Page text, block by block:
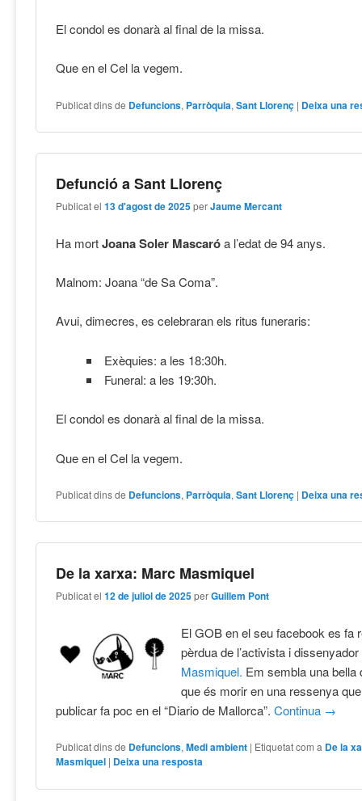
El condol es donarà al final de la missa.
Que en el Cel la vegem.
Publicat dins de Defuncions, Parròquia,Sant Llorenç | Deixa una
Defunció a Sant Llorenç
Publicat el13 d'agost de 2025 perJaume Mercant
Ha mortJoana Soler Mascaróa l’edat de 94 anys.
Malnom: Joana “de Sa Coma”.
Avui, dimecres, es celebraran els ritus funeraris:
Exèquies: a les 18:30h.
Funeral: a les 19:30h.
El condol es donarà al final de la missa.
Que en el Cel la vegem.
Publicat dins de Defuncions, Parròquia,Sant Llorenç | Deixa una
De la xarxa: Marc Masmiquel
Publicat el12 de juliol de 2025 perGuillem Pont
El GOB en el seu facebook es fa
pèrdua de l’activista i dissenyador
Masmiquel. Em sembla una bella
que és morir en una ressenya
publicar fa poc en el “Diario de Mallorca”.Continua →
Publicat dins de Defuncions,Medi ambient | Etiquetat com a De la
Masmiquel | Deixa una resposta